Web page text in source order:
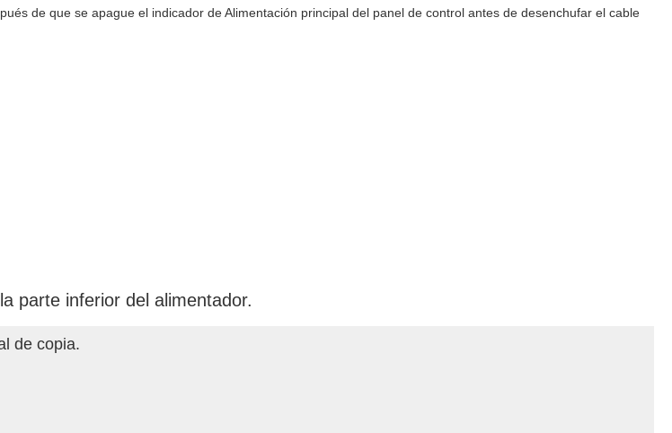
de que se apague el indicador de Alimentación principal del panel de control antes de desenchufar el cable
parte inferior del alimentador.
de copia.